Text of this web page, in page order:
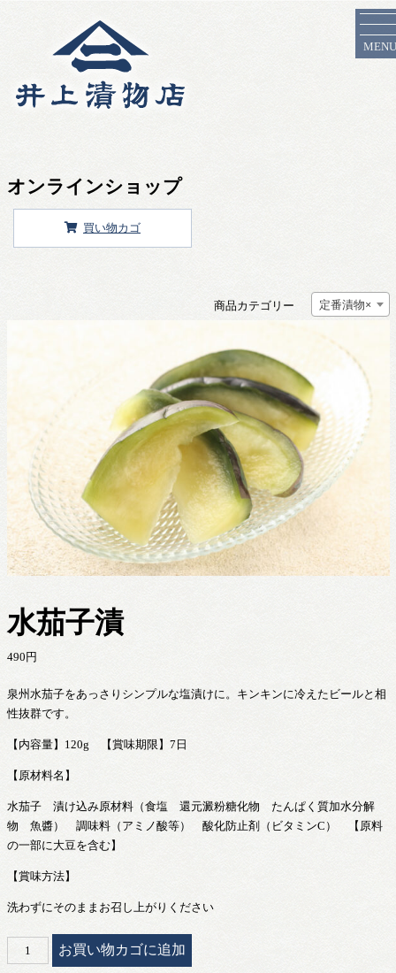
MENU
オンラインショップ
買い物カゴ
商品カテゴリー ×
定番漬物
水茄子漬
490 円
泉州水茄子をあっさりシンプルな塩漬けに。キンキンに冷えたビールと相
性抜群です。
【内容量】120g 【賞味期限】7日
【原材料名】
水茄子 漬け込み原材料（食塩 還元澱粉糖化物 たんぱく質加水分解
物 魚醬） 調味料（アミノ酸等） 酸化防止剤（ビタミンC） 【原料
の一部に大豆を含む】
【賞味方法】
洗わずにそのままお召し上がりください
茄
お買い物カゴに追加